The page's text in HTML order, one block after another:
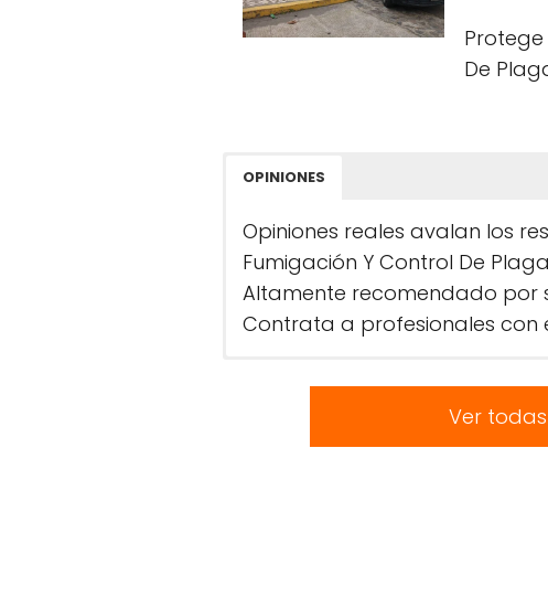
De
OPINIONES
Opiniones reales avalan los
Fumigación Y Control De
Altamente recomendado por
Contrata a profesionales con
Ver